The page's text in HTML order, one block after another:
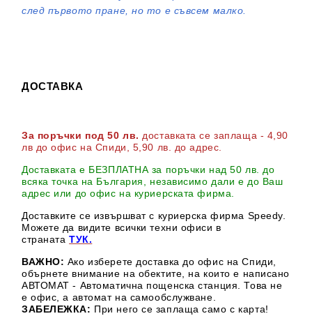
след първото пране, но то е съвсем малко.
ДОСТАВКА
За поръчки под 50 лв. доставката се заплаща - 4,90
лв до офис на Спиди
, 5,90 лв. до адрес
Доставката е БЕЗПЛАТНА за поръчки над 50 лв. до
всяка точка на България, независимо дали е до Ваш
адрес или до офис на куриерската фирма.
Доставките се извършват с куриерска фирма Speedy.
Можете да видите всички техни офиси в
страната ТУК.
ВАЖНО: Ако изберете доставка до офис на Спиди,
обърнете внимание на обектите, на които е написано
АВТОМАТ - Автоматична пощенска станция. Това не
е офис, а автомат на самообслужване.
ЗАБЕЛЕЖКА: При него се заплаща само с карта!